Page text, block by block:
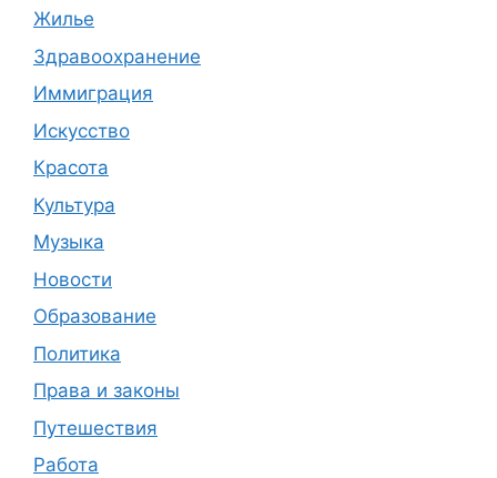
Жилье
Здравоохранение
Иммиграция
Искусство
Красота
Культура
Музыка
Новости
Образование
Политика
Права и законы
Путешествия
Работа